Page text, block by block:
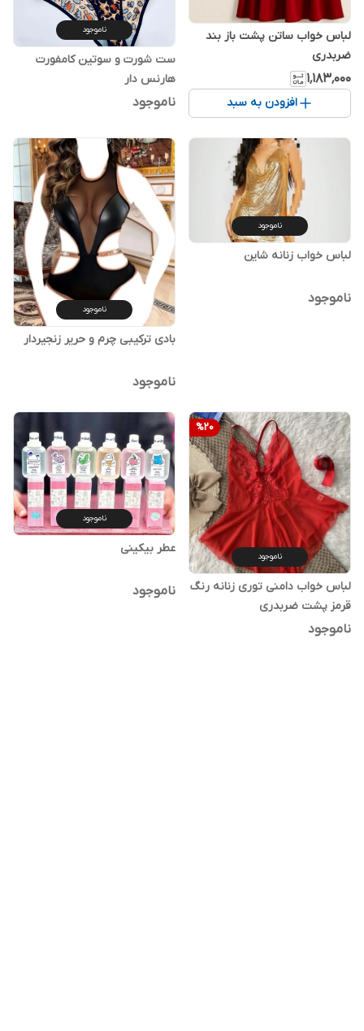
لباس خواب ساتن پشت باز بند
ضربدری
۱٬۱۸۳٬۰۰۰
افزودن به سبد
ناموجود
ست شورت و سوتین کامفورت
هارنس دار
ناموجود
ناموجود
لباس خواب زنانه شاین
ناموجود
ناموجود
بادی ترکیبی چرم و حریر زنجیردار
ناموجود
%20
ناموجود
لباس خواب دامنی توری زنانه رنگ
قرمز پشت ضربدری
ناموجود
ناموجود
عطر بیکینی
ناموجود